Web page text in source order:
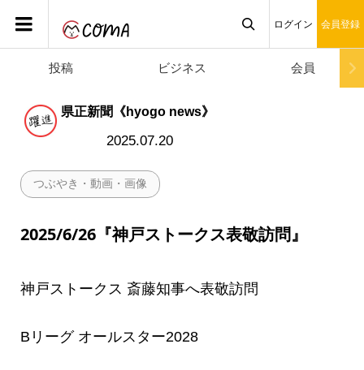
ログイン 会員登録
投稿 ビジネス 会員
県正新聞《hyogo news》
2025.07.20
つぶやき・動画・画像
2025/6/26『神戸ストークス表敬訪問』
神戸ストークス 斎藤知事へ表敬訪問
Bリーグ オールスター2028